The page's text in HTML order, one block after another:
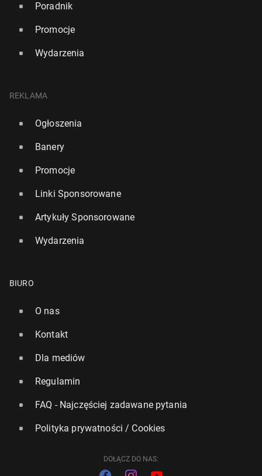
Poradnik
Promocje
Wydarzenia
REKLAMA
Ogłoszenia
Banery
Promocje
Linki Sponsorowane
Artykuły Sponsorowane
Wydarzenia
BIURO
O nas
Kontakt
Dla mediów
Regulamin
FAQ - Najczęściej zadawane pytania
Polityka prywatności / Cookies
DOŁĄCZ DO NAS: